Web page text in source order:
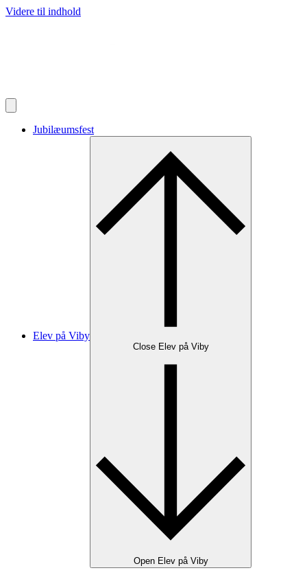
Videre til indhold
Jubilæumsfest
Elev på Viby
Close Elev på Viby
Open Elev på Viby